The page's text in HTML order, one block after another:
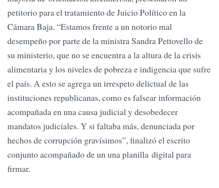
petitorio para el tratamiento de Juicio Político en la
Cámara Baja. “Estamos frente a un notorio mal
desempeño por parte de la ministra Sandra Pettovello de
su ministerio, que no se encuentra a la altura de la crisis
alimentaria y los niveles de pobreza e indigencia que sufre
el país. A esto se agrega un irrespeto delictual de las
instituciones republicanas, como es falsear información
acompañada en una causa judicial y desobedecer
mandatos judiciales. Y si faltaba más, denunciada por
hechos de corrupción gravísimos”, finalizó el escrito
conjunto acompañado de un una planilla digital para
firmar.